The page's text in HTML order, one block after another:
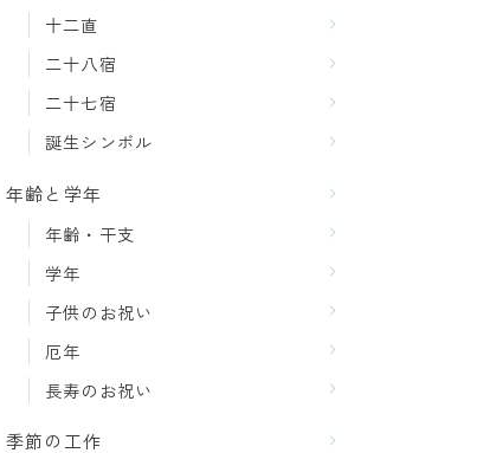
十二直
二十八宿
二十七宿
誕生シンボル
年齢と学年
年齢・干支
学年
子供のお祝い
厄年
長寿のお祝い
季節の工作